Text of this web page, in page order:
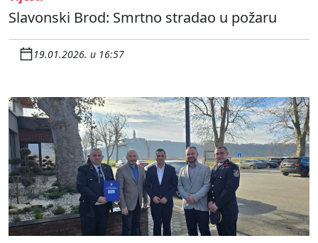
Slavonski Brod: Smrtno stradao u požaru
19.01.2026. u 16:57